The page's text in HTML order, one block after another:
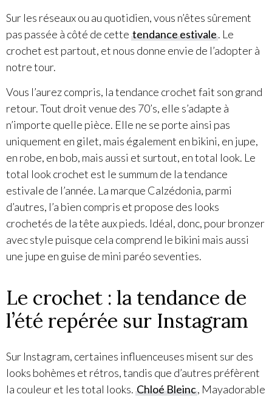
Sur les réseaux ou au quotidien, vous n’êtes sûrement
pas passée à côté de cette tendance estivale. Le
crochet est partout, et nous donne envie de l’adopter à
notre tour.
Vous l’aurez compris, la tendance crochet fait son grand
retour. Tout droit venue des 70’s, elle s’adapte à
n’importe quelle pièce. Elle ne se porte ainsi pas
uniquement en gilet, mais également en bikini, en jupe,
en robe, en bob, mais aussi et surtout, en total look. Le
total look crochet est le summum de la tendance
estivale de l’année. La marque Calzédonia, parmi
d’autres, l’a bien compris et propose des looks
crochetés de la tête aux pieds. Idéal, donc, pour bronzer
avec style puisque cela comprend le bikini mais aussi
une jupe en guise de mini paréo seventies.
Le crochet : la tendance de
l’été repérée sur Instagram
Sur Instagram, certaines influenceuses misent sur des
looks bohèmes et rétros, tandis que d’autres préfèrent
la couleur et les total looks. Chloé Bleinc, Mayadorable